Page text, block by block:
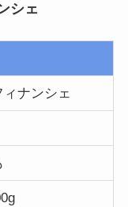
シェ
ナンシェ